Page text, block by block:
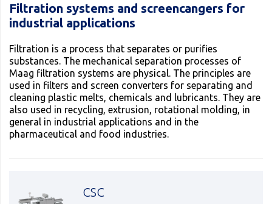
Filtration systems and screencangers for
industrial applications
Filtration is a process that separates or purifies
substances. The mechanical separation processes of
Maag filtration systems are physical. The principles are
used in filters and screen converters for separating and
cleaning plastic melts, chemicals and lubricants. They are
also used in recycling, extrusion, rotational molding, in
general in industrial applications and in the
pharmaceutical and food industries.
CSC